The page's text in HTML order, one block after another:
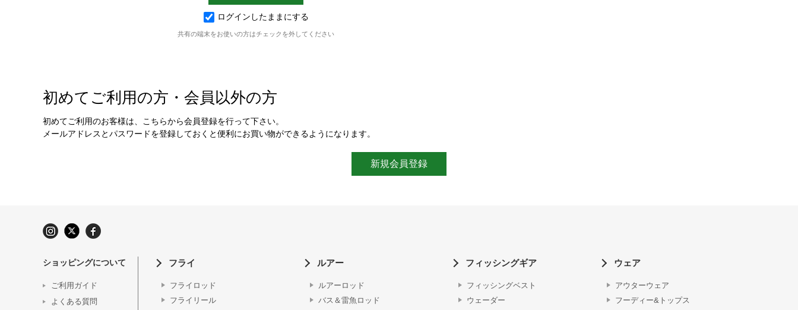
ログインしたままにする
共有の端末をお使いの方はチェックを外してください
初めてご利用の方・会員以外の方
初めてご利用のお客様は、こちらから会員登録を行って下さい。
メールアドレスとパスワードを登録しておくと便利にお買い物ができるようになります。
ショッピングについて
ご利用ガイド
よくある質問
フライ
フライロッド
フライリール
ルアー
ルアーロッド
バス＆雷魚ロッド
フィッシングギア
フィッシングベスト
ウェーダー
ウェア
アウターウェア
フーディー&トップス